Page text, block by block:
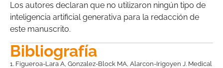
Los autores declaran que no utilizaron ningún tipo de
inteligencia artificial generativa para la redacción de
este manuscrito.
Bibliografía
1. Figueroa-Lara A, Gonzalez-Block MA, Alarcon-Irigoyen J. Medical